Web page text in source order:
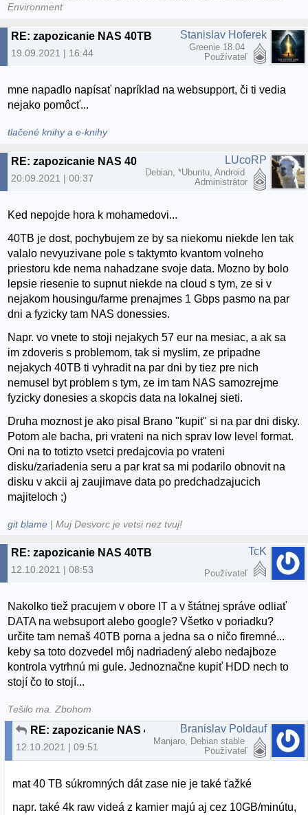
Environment
RE: zapozicanie NAS 40TB
19.09.2021 | 16:44
Stanislav Hoferek
Greenie 18.04
Používateľ
mne napadlo napísať napríklad na websupport, či ti vedia
nejako pomôcť...
tlačené knihy a e-knihy
RE: zapozicanie NAS 40TB
20.09.2021 | 00:37
LUcoRP
Debian, *Ubuntu, Android
Administrátor
Ked nepojde hora k mohamedovi...
40TB je dost, pochybujem ze by sa niekomu niekde len tak
valalo nevyuzivane pole s taktymto kvantom volneho
priestoru kde nema nahadzane svoje data. Mozno by bolo
lepsie riesenie to supnut niekde na cloud s tym, ze si v
nejakom housingu/farme prenajmes 1 Gbps pasmo na par
dni a fyzicky tam NAS donessies.
Napr. vo vnete to stoji nejakych 57 eur na mesiac, a ak sa
im zdoveris s problemom, tak si myslim, ze pripadne
nejakych 40TB ti vyhradit na par dni by tiez pre nich
nemusel byt problem s tym, ze im tam NAS samozrejme
fyzicky donesies a skopcis data na lokalnej sieti.
Druha moznost je ako pisal Brano "kupit" si na par dni disky.
Potom ale bacha, pri vrateni na nich sprav low level format.
Oni na to totizto vsetci predajcovia po vrateni
disku/zariadenia seru a par krat sa mi podarilo obnovit na
disku v akcii aj zaujimave data po predchadzajucich
majiteloch ;)
git blame | Muj Desvorc je vetsi nez tvuj!
RE: zapozicanie NAS 40TB
12.10.2021 | 08:53
TcK
Používateľ
Nakolko tiež pracujem v obore IT a v štátnej správe odliať
DATA na websuport alebo google? Všetko v poriadku?
určite tam nemaš 40TB porna a jedna sa o ničo firemné...
keby sa toto dozvedel môj nadriadený alebo nedajboze
kontrola vytrhnú mi gule. Jednoznačne kupiť HDD nech to
stojí čo to stojí...
Tešilo ma. Zbohom
RE: zapozicanie NAS 40TB
12.10.2021 | 09:51
Branislav Poldauf
Manjaro, Debian stable
Používateľ
mat 40 TB súkromných dát zase nie je také ťažké
napr. také 4k raw videá z kamier majú aj cez 10GB/minútu,